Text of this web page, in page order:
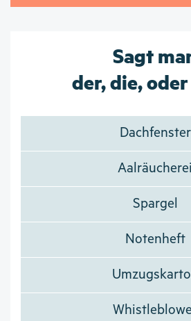
Sagt
der, die,
Dachfenster
Aalräucherei
Spargel
Notenheft